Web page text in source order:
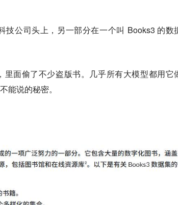
公司头上，另一部分在一个叫 Books3 的数
面偷了不少盗版书。 几乎所有大模型都用它
能说的秘密。